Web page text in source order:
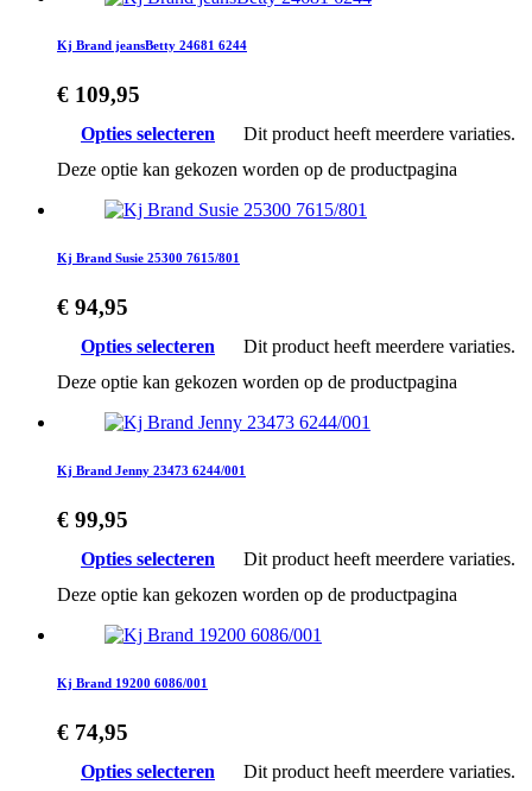
Kj Brand jeansBetty 24681 6244
€ 109,95
Opties selecteren
Dit product heeft meerdere variaties.
Deze optie kan gekozen worden op de productpagina
Kj Brand Susie 25300 7615/801
€ 94,95
Opties selecteren
Dit product heeft meerdere variaties.
Deze optie kan gekozen worden op de productpagina
Kj Brand Jenny 23473 6244/001
€ 99,95
Opties selecteren
Dit product heeft meerdere variaties.
Deze optie kan gekozen worden op de productpagina
Kj Brand 19200 6086/001
€ 74,95
Opties selecteren
Dit product heeft meerdere variaties.